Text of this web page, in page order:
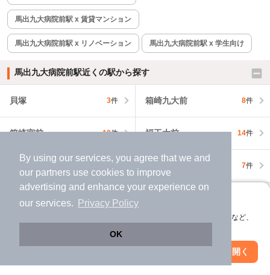
By using our services, you agree that we and
our partners use cookies to improve
advertising and enhance your experience on
our services.
Privacy Policy
OK
アプリに切り替えて、サクサクお部屋探し
会員登録なしですぐ使える。マップ検索やお気に入り保存など、
アプリを開く
馬出九大病院前駅 x 賃貸マンション
馬出九大病院前駅 x リノベーション 馬出九大病院前駅 x 学生向け
馬出九大病院前駅近くの駅から探す
貝塚 3件 箱崎九大前 8件
箱崎宮前 10件 福工大前 14件
九産大前 件 7件
馬出九大病院前駅近くの市区から探す
福岡市東区 45件 北九州市小倉南区 125 件
117件
絞り込み条件を変更